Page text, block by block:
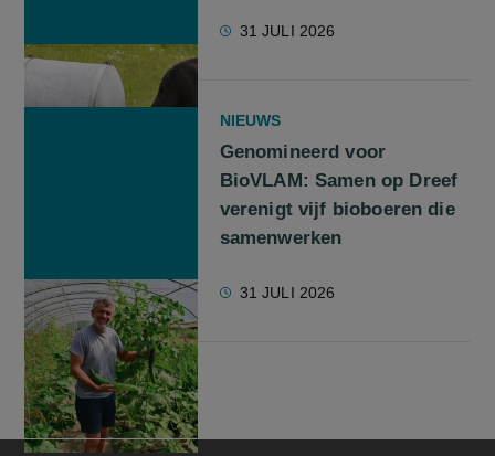
31 JULI 2026
NIEUWS
Genomineerd voor
BioVLAM: Samen op Dreef
verenigt vijf bioboeren die
samenwerken
31 JULI 2026